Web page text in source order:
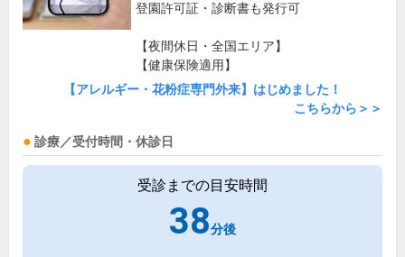
登園許可証・診断書も発行可
【夜間休日・全国エリア】
【健康保険適用】
【アレルギー・花粉症専門外来】はじめました！
こちらから＞＞
診療／受付時間・休診日
受診までの目安時間
38分後